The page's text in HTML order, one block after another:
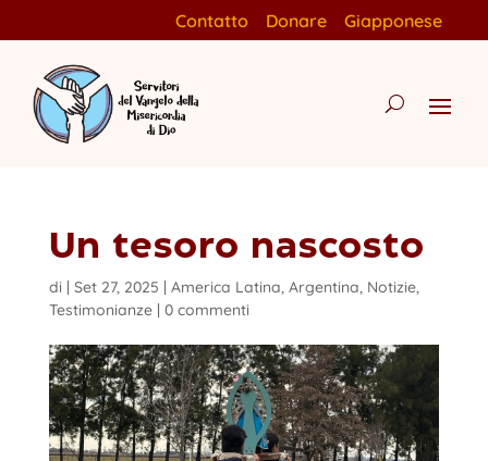
Contatto Donare Giapponese
Un tesoro nascosto
di Set 27, 2025 America Latina, Argentina, Notizie,
Testimonianze| 0 commenti